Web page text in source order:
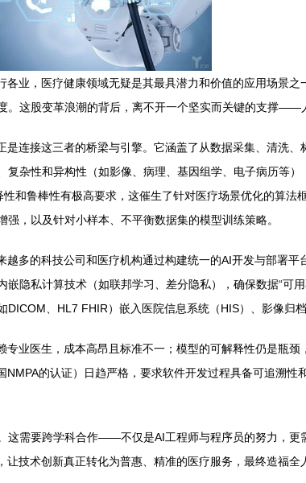
业，医疗健康领域无疑是其最具潜力和价值的应用场景
这股变革浪潮的背后，离不开一个坚实而关键的支撑——
连接这三者的桥梁与引擎。它涵盖了从数据采集、清洗
杂性和异构性（如影像、病理、基因组学、电子病历等
和鲁棒性有极高要求，这催生了针对医疗场景优化的算
，以及针对小样本、不平衡数据集的模型训练策略。
多的科技公司和医疗机构通过构建统一的AI开发与部署
隐私计算技术（如联邦学习、差分隐私），确保数据“可
、HL7 FHIR）嵌入医院信息系统（HIS）、影像归
业医生，成本高昂且标准不一；模型的可解释性仍是瓶
的认证）日趋严格，要求软件开发过程具备可追溯
这需要跨学科合作——不仅是AI工程师与程序员的努力，更
技术创新真正转化为普惠、精准的医疗服务，最终造福全